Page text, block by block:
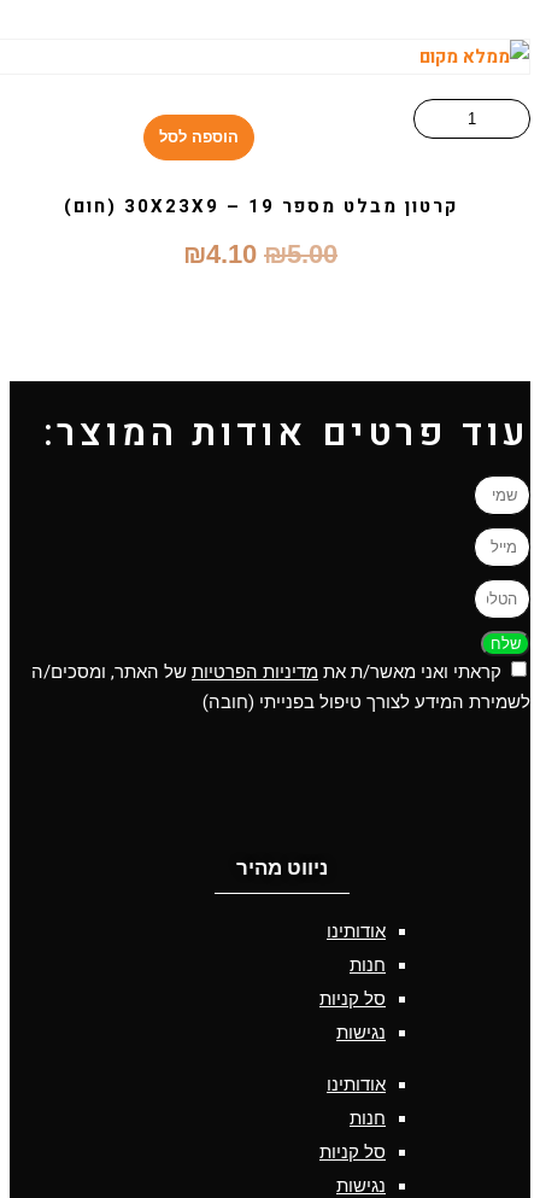
הוספה לסל
קרטון מבלט מספר 19 – 30X23X9 (חום)
₪5.00
המחיר
₪4.10
המחיר
עוד פרטים אודות המוצר:
שלח
קראתי ואני מאשר/ת אתמדיניות הפרטיותשל האתר, ומסכים/ה
לשמירת המידע לצורך טיפול בפנייתי (חובה)
ניווט מהיר
אודותינו
חנות
סל קניות
נגישות
אודותינו
חנות
סל קניות
נגישות